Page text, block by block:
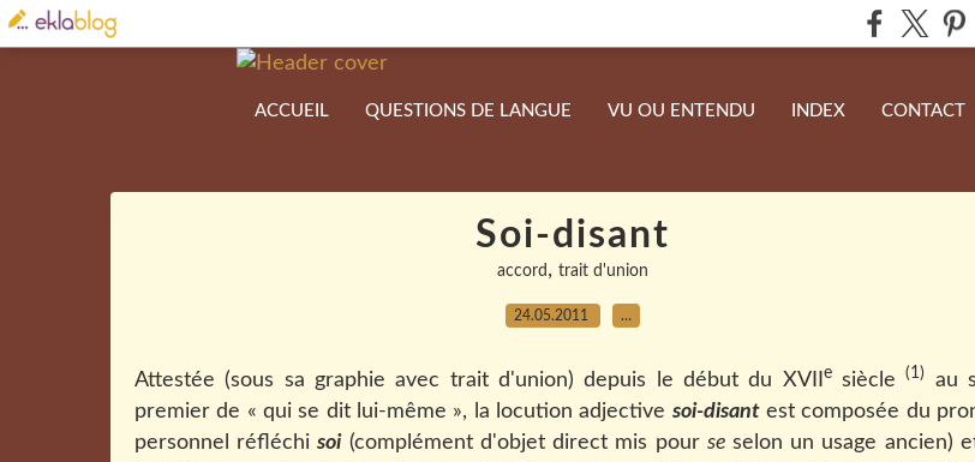
ACCUEIL QUESTIONS DE LANGUE VU OU ENTENDU INDEX CONTACT
Soi-disant
accord , trait d'union
24.05.2011 …
Attestée (sous sa graphie avec trait d'union) depuis le début du XVII esiècle(1)
au
premier de « qui se dit lui-même », la locution adjective soi-disantest composée du
personnel réfléchisoi(complément d'objet direct mis pour se selon un usage ancien)